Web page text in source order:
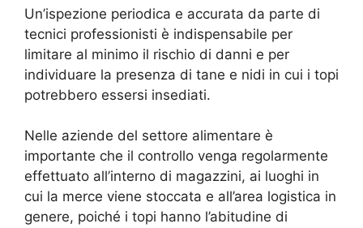
Un’ispezione periodica e accurata da parte di
tecnici professionisti è indispensabile per
limitare al minimo il rischio di danni e per
individuare la presenza di tane e nidi in cui i topi
potrebbero essersi insediati.
Nelle aziende del settore alimentare è
importante che il controllo venga regolarmente
effettuato all’interno di magazzini, ai luoghi in
cui la merce viene stoccata e all’area logistica in
genere, poiché i topi hanno l’abitudine di